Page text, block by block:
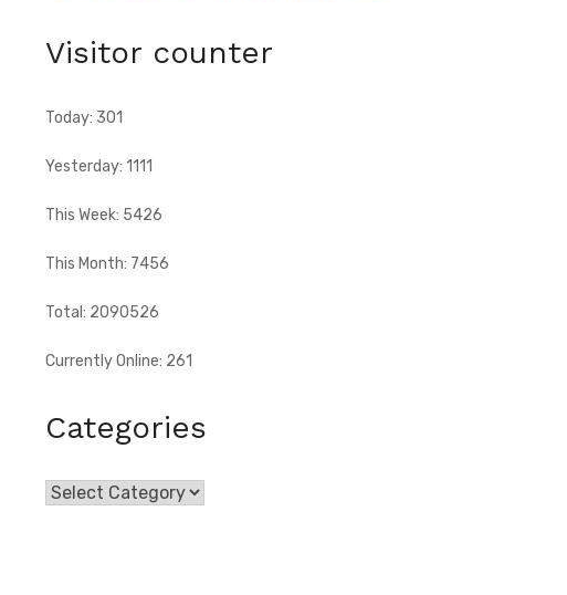
Visitor counter
Today: 301
Yesterday: 1111
This Week: 5426
This Month: 7456
Total: 2090526
Currently Online: 261
Categories
Categories